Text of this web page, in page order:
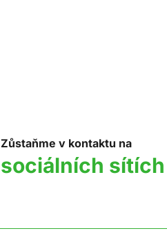
Zůstaňme v kontaktu na
sociálních sítích